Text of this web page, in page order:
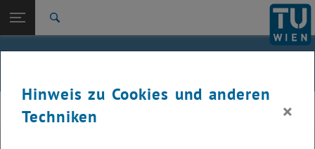
TU Login
Studium
International
Zur 1. Menü Ebene
E311-Institut für Fertigungstechnik und Photonische
Technologien
IFT
Hinweis zu Cookies und anderen
Techniken
×